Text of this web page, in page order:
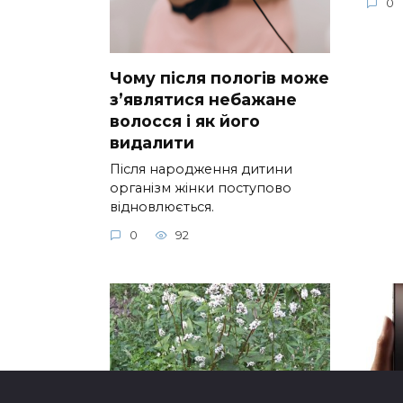
Чому після пологів може
з’являтися небажане
волосся і як його
видалити
Після народження дитини
організм жінки поступово
відновлюється.
0 92
0